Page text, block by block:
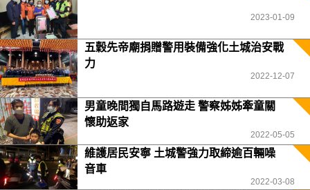
2023-01-09
五穀先帝廟捐贈警用裝備強化土城治安戰
力
2022-12-07
男童晚間獨自馬路遊走 警察姊姊牽童關
懷助返家
2022-05-05
維護居民安寧 土城警強力取締逾百輛噪
音車
2022-03-08